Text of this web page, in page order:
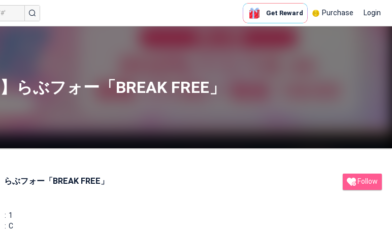
Get Reward Purchase Login
らぶフォー「BREAK FREE」
らぶフォー「BREAK FREE」 Follow
1
C